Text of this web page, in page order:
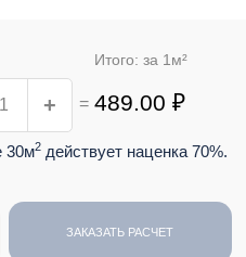
+ =
Итого: за 1 м²
489.00 ₽
30м2 действует наценка 70%.
ЗАКАЗАТЬ РАСЧЕТ